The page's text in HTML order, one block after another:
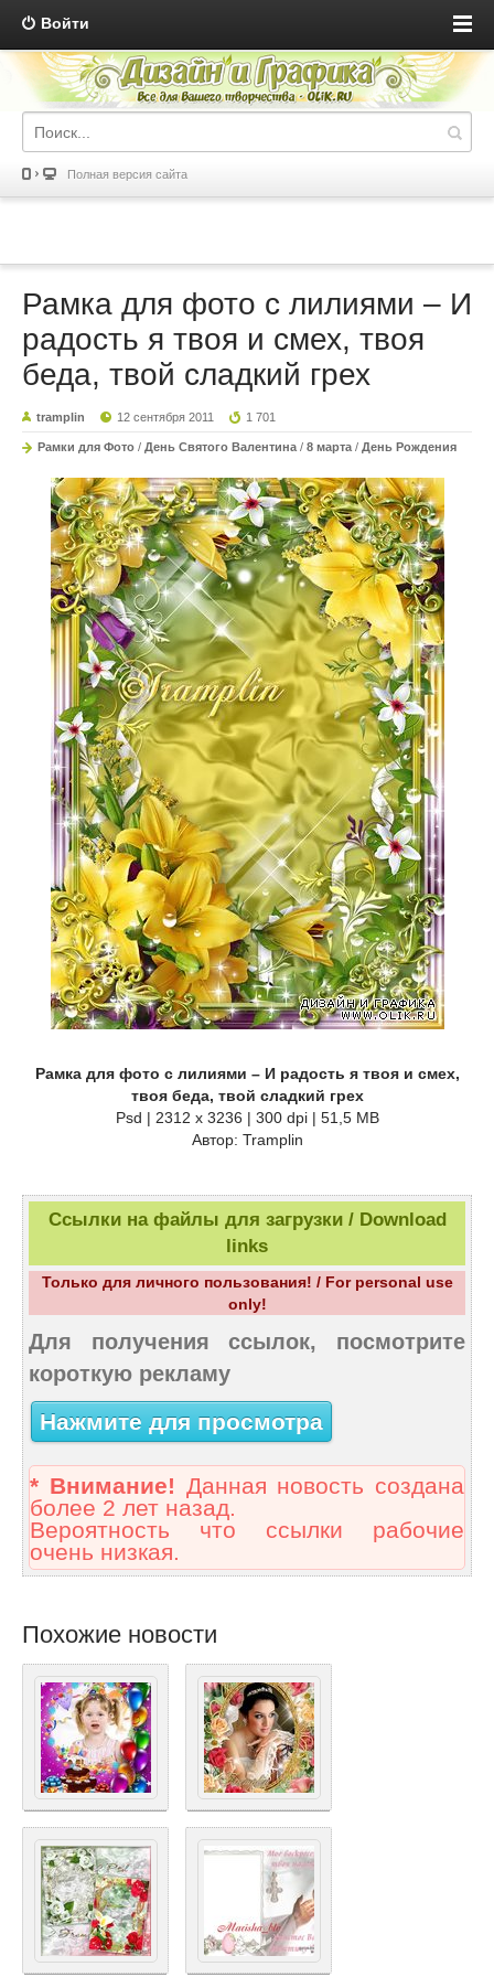
Войти
Полная версия сайта
Рамка для фото с лилиями – И
радость я твоя и смех, твоя
беда, твой сладкий грех
tramplin 12 сентября 2011 1 701
Рамки для Фото / День Святого Валентина / 8 марта / День Рождения
Рамка для фото с лилиями – И радость я твоя и смех,
твоя беда, твой сладкий грех
Psd | 2312 x 3236 | 300 dpi | 51,5 MB
Автор: Tramplin
Ссылки на файлы для загрузки / Download
links
Только для личного пользования! / For personal use
only!
Для получения ссылок, посмотрите
короткую рекламу
Нажмите для просмотра
* Внимание! Данная новость создана
более 2 лет назад.
Вероятность что ссылки рабочие
очень низкая.
Похожие новости